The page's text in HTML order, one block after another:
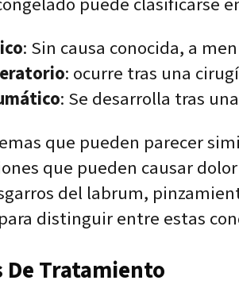
: Sin causa conocida, a
: ocurre tras una
: Se desarrolla tras
que pueden parecer
que pueden causar
del labrum,
distinguir entre estas
De Tratamiento